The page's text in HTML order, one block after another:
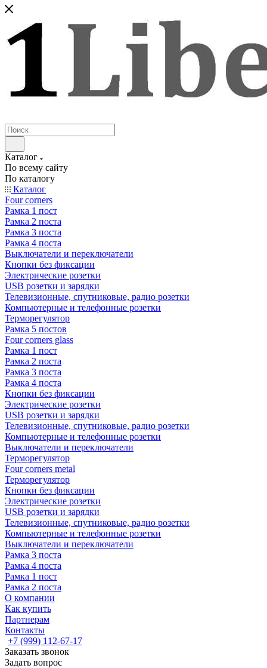
Каталог
По всему сайту
По каталогу
Каталог
Four corners
Рамка 1 пост
Рамка 2 поста
Рамка 3 поста
Рамка 4 поста
Выключатели и переключатели
Кнопки без фиксации
Электрические розетки
USB розетки и зарядки
Телевизионные, спутниковые, радио розетки
Компьютерные и телефонные розетки
Терморегулятор
Рамка 5 постов
Four corners glass
Рамка 1 пост
Рамка 2 поста
Рамка 3 поста
Рамка 4 поста
Кнопки без фиксации
Электрические розетки
USB розетки и зарядки
Телевизионные, спутниковые, радио розетки
Компьютерные и телефонные розетки
Выключатели и переключатели
Терморегулятор
Four corners metal
Терморегулятор
Кнопки без фиксации
Электрические розетки
USB розетки и зарядки
Телевизионные, спутниковые, радио розетки
Компьютерные и телефонные розетки
Выключатели и переключатели
Рамка 3 поста
Рамка 4 поста
Рамка 1 пост
Рамка 2 поста
О компании
Как купить
Партнерам
Контакты
+7 (999) 112-67-17
Заказать звонок
Задать вопрос